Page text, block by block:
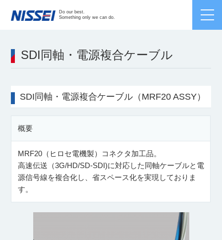
Do our best.
Something only we can do.
SDI同軸・電源複合ケーブル
SDI同軸・電源複合ケーブル（MRF20 ASSY）
概要
MRF20（ヒロセ電機製）コネクタ加工品。
高速伝送（3G/HD/SD-SDI)に対応した同軸ケーブルと電
源信号線を複合化し、省スペース化を実現しておりま
す。